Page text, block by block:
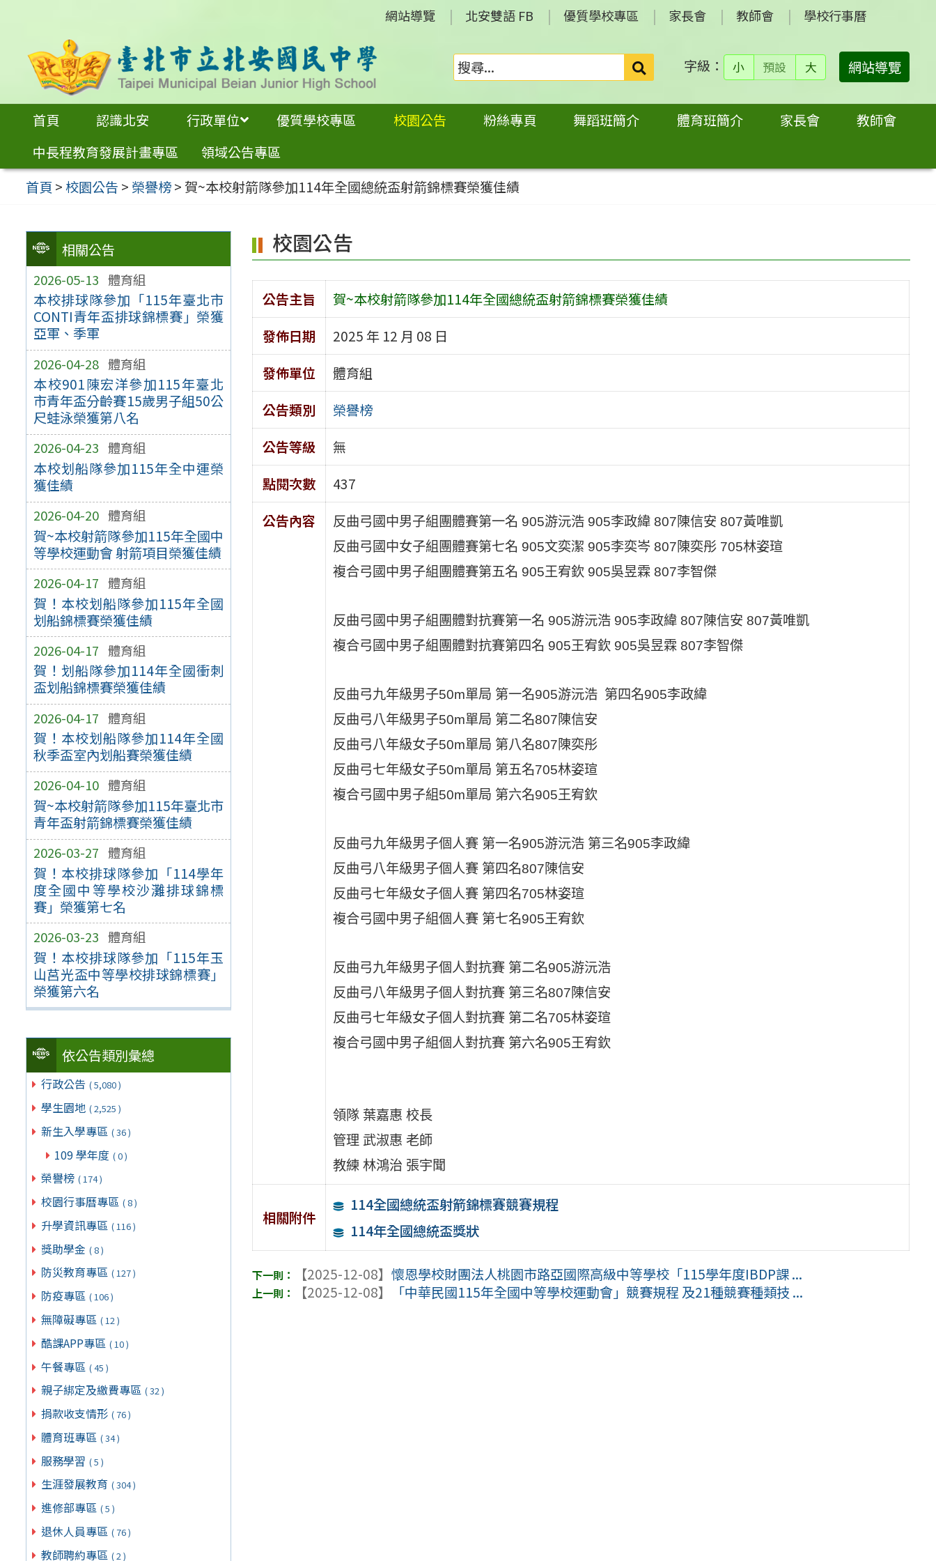
內
網站導覽 北安雙語 FB 優質學校專區 家長會 教師會 學校行事曆
搜
尋：
字級： 小 預設 大 網站導覽
首頁 認識北安 行政單位 優質學校專區 校園公告 粉絲專頁 舞蹈班簡介 體育班簡介 家長會
教師會
中長程教育發展計畫專區
領域公告專區
首頁 >校園公告 > 榮譽榜> 賀~本校射箭隊參加114年全國總統盃射箭錦標賽榮獲佳績
相關公告
2026-05-13 體育組
本校排球隊參加「115年臺北市
CONTI青年盃排球錦標賽」榮獲
亞軍、季軍
2026-04-28 體育組
本校901陳宏洋參加115年臺北
市青年盃分齡賽15歲男子組50公
尺蛙泳榮獲第八名
2026-04-23 體育組
本校划船隊參加115年全中運榮
獲佳績
2026-04-20 體育組
賀~本校射箭隊參加115年全國中
等學校運動會 射箭項目榮獲佳績
2026-04-17 體育組
賀！本校划船隊參加115年全國
划船錦標賽榮獲佳績
2026-04-17 體育組
賀！划船隊參加114年全國衝刺
盃划船錦標賽榮獲佳績
2026-04-17 體育組
賀！本校划船隊參加114年全國
秋季盃室內划船賽榮獲佳績
2026-04-10 體育組
賀~本校射箭隊參加115年臺北市
青年盃射箭錦標賽榮獲佳績
2026-03-27 體育組
賀！本校排球隊參加「114學年
度全國中等學校沙灘排球錦標
賽」榮獲第七名
2026-03-23 體育組
賀！本校排球隊參加「115年玉
山莒光盃中等學校排球錦標賽」
榮獲第六名
依公告類別彙總
行政公告 ( 5,080 )
學生園地 ( 2,525 )
新生入學專區 ( 36 )
109 學年度 ( 0 )
榮譽榜 ( 174 )
校園行事曆專區 ( 8 )
升學資訊專區 ( 116 )
獎助學金 ( 8 )
防災教育專區 ( 127 )
防疫專區 ( 106 )
無障礙專區 ( 12 )
酷課APP專區 ( 10 )
午餐專區 ( 45 )
親子綁定及繳費專區 ( 32 )
捐款收支情形 ( 76 )
體育班專區 ( 34 )
服務學習 ( 5 )
生涯發展教育 ( 304 )
進修部專區 ( 5 )
退休人員專區 ( 76 )
教師聘約專區 ( 2 )
校園公告
公告主旨
賀~本校射箭隊參加114年全國總統盃射箭錦標賽榮獲佳績
發佈日期
2025 年 12 月 08 日
發佈單位
體育組
公告類別
榮譽榜
公告等級
無
點閱次數
437
公告內容
反曲弓國中男子組團體賽第一名 905游沅浩 905李政緯 807陳信安 807黃唯凱
反曲弓國中女子組團體賽第七名 905文奕潔 905李奕岑 807陳奕彤 705林姿瑄
複合弓國中男子組團體賽第五名 905王宥欽 905吳昱霖 807李智傑
反曲弓國中男子組團體對抗賽第一名 905游沅浩 905李政緯 807陳信安 807黃唯凱
複合弓國中男子組團體對抗賽第四名 905王宥欽 905吳昱霖 807李智傑
反曲弓九年級男子50m單局 第一名905游沅浩 第四名905李政緯
反曲弓八年級男子50m單局 第二名807陳信安
反曲弓八年級女子50m單局 第八名807陳奕彤
反曲弓七年級女子50m單局 第五名705林姿瑄
複合弓國中男子組50m單局 第六名905王宥欽
反曲弓九年級男子個人賽 第一名905游沅浩 第三名905李政緯
反曲弓八年級男子個人賽 第四名807陳信安
反曲弓七年級女子個人賽 第四名705林姿瑄
複合弓國中男子組個人賽 第七名905王宥欽
反曲弓九年級男子個人對抗賽 第二名905游沅浩
反曲弓八年級男子個人對抗賽 第三名807陳信安
反曲弓七年級女子個人對抗賽 第二名705林姿瑄
複合弓國中男子組個人對抗賽 第六名905王宥欽
領隊 葉嘉惠 校長
管理 武淑惠 老師
教練 林鴻治 張宇聞
相關附件
114全國總統盃射箭錦標賽競賽規程
114年全國總統盃獎狀
【2025-12-08】懷恩學校財團法人桃園市路亞國際高級中等學校「115學年度IBDP課 ...
【2025-12-08】
「中華民國115年全國中等學校運動會」競賽規程 及21種競賽種類技 ...